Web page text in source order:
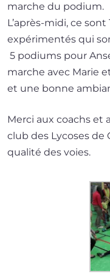
marche du podium.
L’après-midi, ce
expé­ri­men­tés qui
5 podiums pour
marche avec Marie
et une bonne
Merci aux coachs et
club des Lycoses de
qua­li­té des voies.